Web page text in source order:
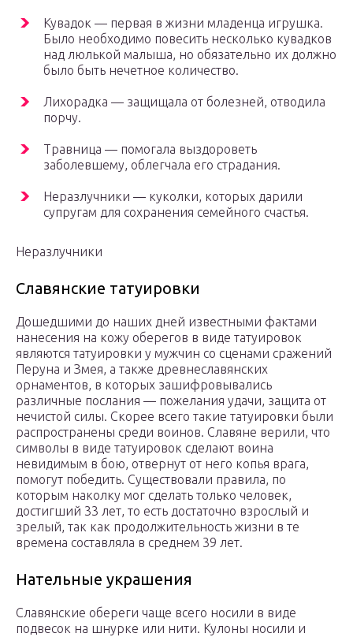
Кувадок — первая в жизни младенца игрушка.
Было необходимо повесить несколько кувадков
над люлькой малыша, но обязательно их должно
было быть нечетное количество.
Лихорадка — защищала от болезней, отводила
порчу.
Травница — помогала выздороветь
заболевшему, облегчала его страдания.
Неразлучники — куколки, которых дарили
супругам для сохранения семейного счастья.
Неразлучники
Славянские татуировки
Дошедшими до наших дней известными фактами
нанесения на кожу оберегов в виде татуировок
являются татуировки у мужчин со сценами сражений
Перуна и Змея, а также древнеславянских
орнаментов, в которых зашифровывались
различные послания — пожелания удачи, защита от
нечистой силы. Скорее всего такие татуировки были
распространены среди воинов. Славяне верили, что
символы в виде татуировок сделают воина
невидимым в бою, отвернут от него копья врага,
помогут победить. Существовали правила, по
которым наколку мог сделать только человек,
достигший 33 лет, то есть достаточно взрослый и
зрелый, так как продолжительность жизни в те
времена составляла в среднем 39 лет.
Нательные украшения
Славянские обереги чаще всего носили в виде
подвесок на шнурке или нити. Кулоны носили и